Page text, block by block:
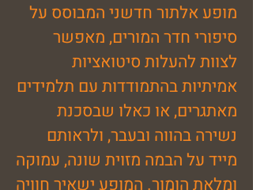
מופע אלתור חדשני המבוסס על
סיפורי חדר המורים, מאפשר
לצוות להעלות סיטואציות
אמיתיות בהתמודדות עם תלמידים
מאתגרים, או כאלו שבסכנת
נשירה בהווה ובעבר, ולראותם
מייד על הבמה מזוית שונה, עמוקה
ומלאת הומור. המופע ישאיר חוויה